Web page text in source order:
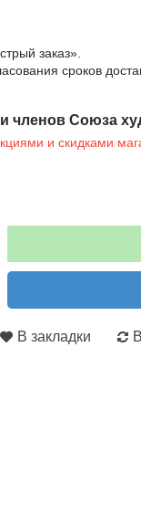
заказ».
сроков
членов Союза
и скидками
В закладки